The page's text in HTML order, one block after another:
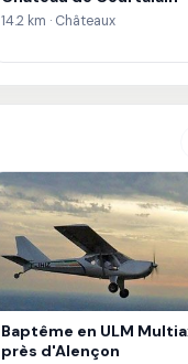
14.2 km · Châteaux
Baptême en ULM
près d'Alençon